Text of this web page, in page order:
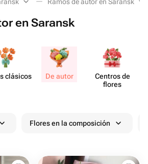
en Saransk
clásicos De autor
Centros de
flores
Flores en la composición